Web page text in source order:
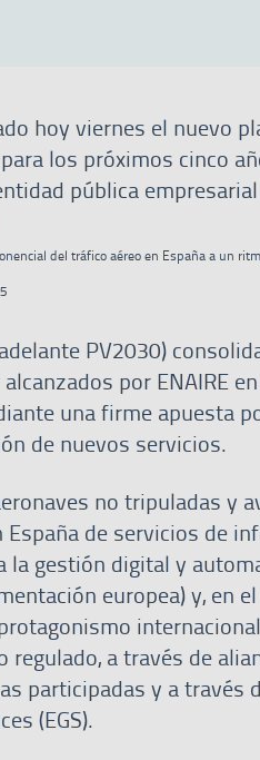
hoy viernes el nuevo
los próximos cinco
pública
del tráfico aéreo en España a un
PV2030)
por ENAIRE
una firme apuesta
de nuevos servicios.
no tripuladas y
de servicios de
la gestión digital y
europea) y, en
a través de
participadas y a través
(EGS).